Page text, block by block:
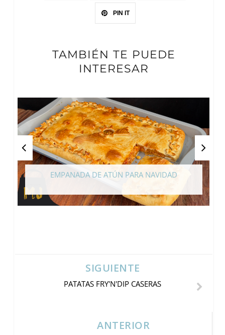
PIN IT
TAMBIÉN TE PUEDE
INTERESAR
EMPANADA DE ATÚN PARA NAVIDAD
SIGUIENTE
PATATAS FRY'N'DIP CASERAS
ANTERIOR